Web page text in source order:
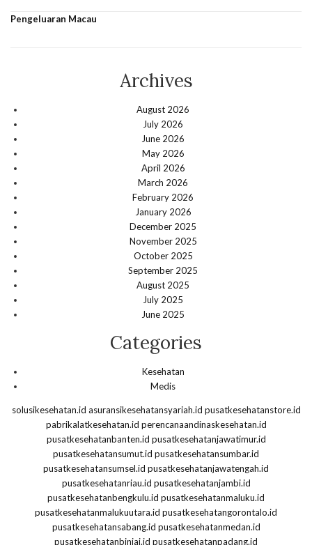
Pengeluaran Macau
Archives
August 2026
July 2026
June 2026
May 2026
April 2026
March 2026
February 2026
January 2026
December 2025
November 2025
October 2025
September 2025
August 2025
July 2025
June 2025
Categories
Kesehatan
Medis
solusikesehatan.id asuransikesehatansyariah.id pusatkesehatanstore.id
pabrikalatkesehatan.id perencanaandinaskesehatan.id
pusatkesehatanbanten.id pusatkesehatanjawatimur.id
pusatkesehatansumut.id pusatkesehatansumbar.id
pusatkesehatansumsel.id pusatkesehatanjawatengah.id
pusatkesehatanriau.id pusatkesehatanjambi.id
pusatkesehatanbengkulu.id pusatkesehatanmaluku.id
pusatkesehatanmalukuutara.id pusatkesehatangorontalo.id
pusatkesehatansabang.id pusatkesehatanmedan.id
pusatkesehatanbinjai.id pusatkesehatanpadang.id